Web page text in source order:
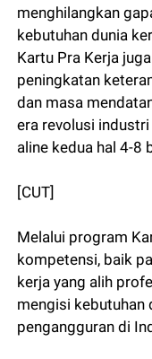
menghilangkan
kebutuhan dunia
Kartu Pra Kerja
peningkatan
dan masa
era revolusi
aline kedua hal 4-8
[CUT]
Melalui program
kompetensi, baik
kerja yang alih
mengisi kebutuhan
pengangguran di